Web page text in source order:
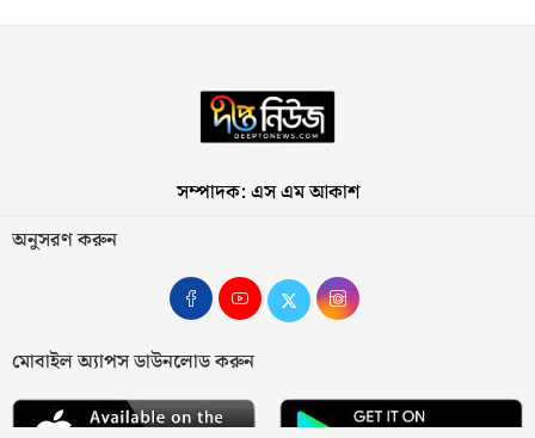
সম্পাদক: এস এম আকাশ
অনুসরণ করুন
মোবাইল অ্যাপস ডাউনলোড করুন